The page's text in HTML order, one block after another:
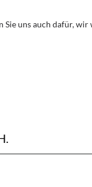
uns auch dafür,